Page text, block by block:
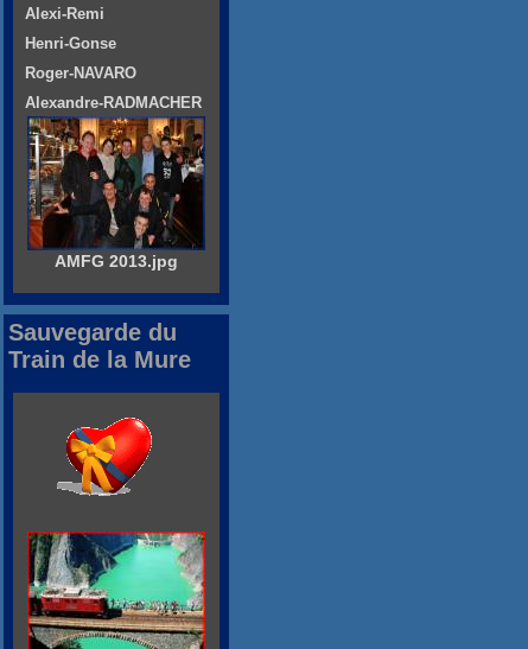
Alexi-Remi
Henri-Gonse
Roger-NAVARO
Alexandre-RADMACHER
AMFG 2013.jpg
Sauvegarde du
Train de la Mure